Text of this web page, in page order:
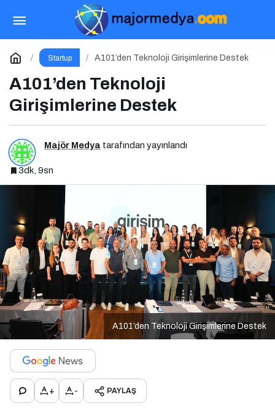
Startup A101’den Teknoloji Girişimlerine Destek
A101’den Teknoloji
Girişimlerine Destek
Majör Medya tarafından yayınlandı
3dk, 9sn
A101’den Teknoloji Girişimlerine Destek
+ - PAYLAŞ
Startup World Cup Türkiye 2025 İçin Geri
Sayım!
Yorum Yap